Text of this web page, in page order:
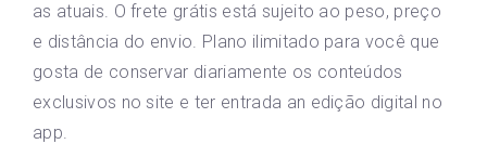
as atuais. O frete grátis está sujeito ao peso, preço
e distância do envio. Plano ilimitado para você que
gosta de conservar diariamente os conteúdos
exclusivos no site e ter entrada an edição digital no
app.